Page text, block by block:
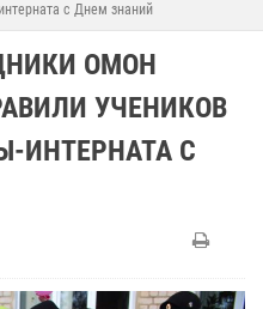
с Днем знаний
ОМОН
УЧЕНИКОВ
ИНТЕРНАТА С